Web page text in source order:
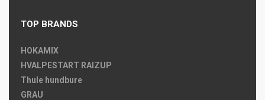
TOP BRANDS
HOKAMIX
HVALPESTART RAIZUP
Thule hundbure
GRAU